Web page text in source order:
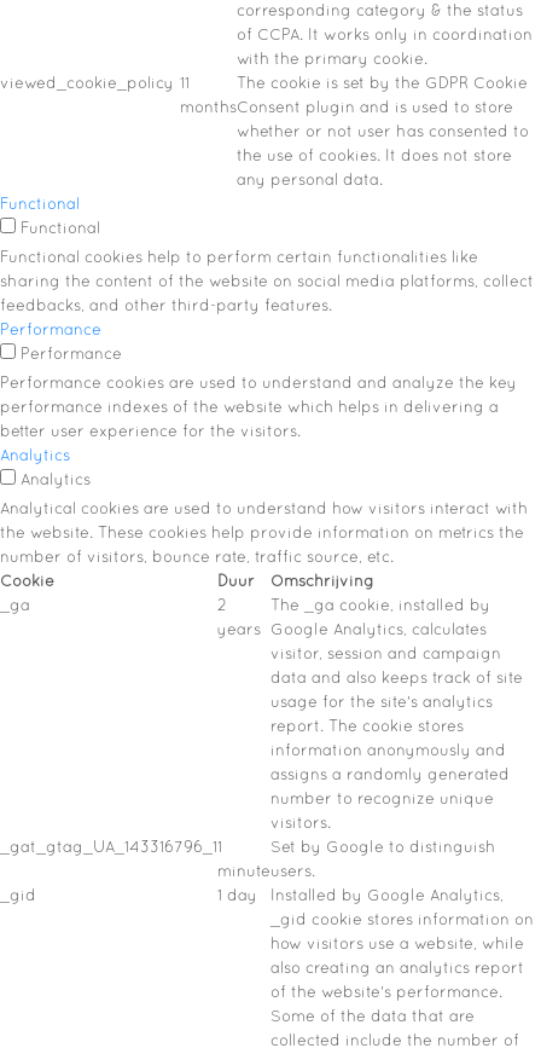
corresponding category & the status
of CCPA. It works only in coordination
with the primary cookie.
viewed_cookie_policy 11
months
The cookie is set by the GDPR Cookie
Consent plugin and is used to store
whether or not user has consented to
the use of cookies. It does not store
any personal data.
Functional
Functional
Functional cookies help to perform certain functionalities like
sharing the content of the website on social media platforms, collect
feedbacks, and other third-party features.
Performance
Performance
Performance cookies are used to understand and analyze the key
performance indexes of the website which helps in delivering a
better user experience for the visitors.
Analytics
Analytics
Analytical cookies are used to understand how visitors interact with
the website. These cookies help provide information on metrics the
number of visitors, bounce rate, traffic source, etc.
Cookie
Duur
Omschrijving
_ga
2
years
The _ga cookie, installed by
Google Analytics, calculates
visitor, session and campaign
data and also keeps track of site
usage for the site's analytics
report. The cookie stores
information anonymously and
assigns a randomly generated
number to recognize unique
visitors.
_gat_gtag_UA_143316796_11
minute
Set by Google to distinguish
users.
_gid
1 day
Installed by Google Analytics,
_gid cookie stores information on
how visitors use a website, while
also creating an analytics report
of the website's performance.
Some of the data that are
collected include the number of